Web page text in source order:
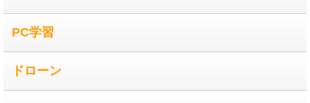
PC学習
ドローン